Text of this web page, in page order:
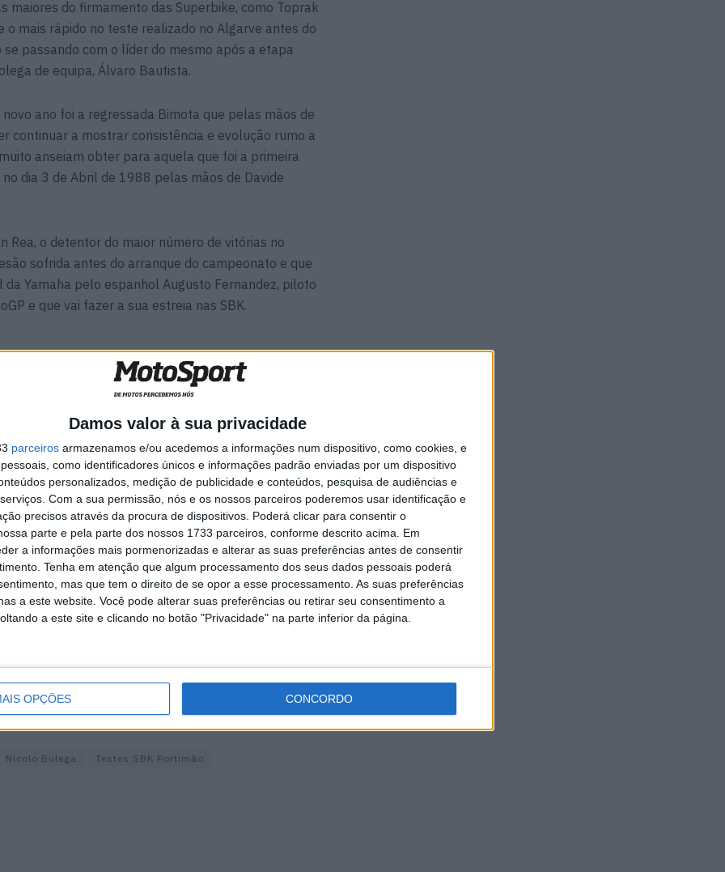
Damos valor à sua privacidade
parceiros armazenamos e/ou acedemos a informações num dispositivo, como cookies, e
como identificadores únicos e informações padrão enviadas por um dispositivo
personalizados, medição de publicidade e conteúdos, pesquisa de audiências e
Com a sua permissão, nós e os nossos parceiros poderemos usar identificação e
precisos através da procura de dispositivos. Poderá clicar para consentir o
parte e pela parte dos nossos 1733 parceiros, conforme descrito acima. Em
a informações mais pormenorizadas e alterar as suas preferências antes de consentir
Tenha em atenção que algum processamento dos seus dados pessoais poderá
mas que tem o direito de se opor a esse processamento. As suas preferências
a este website. Você pode alterar suas preferências ou retirar seu consentimento a
a este site e clicando no botão "Privacidade" na parte inferior da página.
OPÇÕES CONCORDO
maiores do firmamento das Superbike, como Toprak
mais rápido no teste realizado no Algarve antes do
passando com o líder do mesmo após a etapa
de equipa, Álvaro Bautista.
ano foi a regressada Bimota que pelas mãos de
continuar a mostrar consistência e evolução rumo a
anseiam obter para aquela que foi a primeira
dia 3 de Abril de 1988 pelas mãos de Davide
Rea, o detentor do maior número de vitórias no
sofrida antes do arranque do campeonato e que
Yamaha pelo espanhol Augusto Fernandez, piloto
e que vai fazer a sua estreia nas SBK.
MotoGP: Argentina cada vez
Mundial em 2027
9 AGOSTO, 2026
também a recuperar de uma lesão e no seu
o piloto de testes da Honda-HRC que regressa
da Honda CRB 1000RRR.
bastante animados e que podem ser
do Autódromo Internacional do Algarve com um
adquirido na loja do Kartódromo Internacional do
Nicolo Bulega
Testes SBK Portimão